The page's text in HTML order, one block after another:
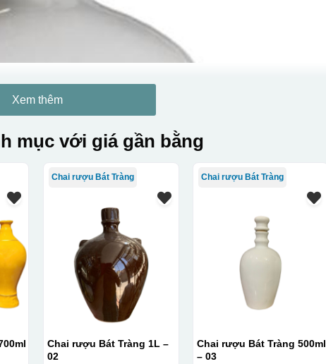
Xem thêm
mục với giá gần bằng
Chai rượu Bát Tràng
Chai rượu Bát Tràng 1L –
02
Chai rượu Bát Tràng
Chai rượu Bát Tràng 500ml
– 03